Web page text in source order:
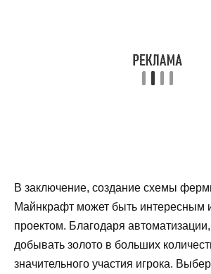
В заключение, создание схемы
Майнкрафт может быть интересным
проектом. Благодаря
добывать золото в больших
значительного участия игрока.